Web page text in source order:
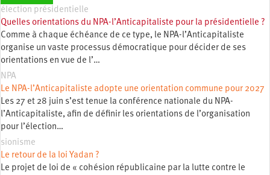
élection présidentielle
Quelles orientations du NPA-l’Anticapitaliste pour la présidentielle ?
Comme à chaque échéance de ce type, le NPA-l’Anticapitaliste
organise un vaste processus démocratique pour décider de ses
orientations en vue de l’…
NPA
Le NPA-l’Anticapitaliste adopte une orientation commune pour 2027
Les 27 et 28 juin s’est tenue la conférence nationale du NPA-
l’Anticapitaliste, afin de définir les orientations de l’organisation
pour l’élection…
sionisme
Le retour de la loi Yadan ?
Le projet de loi de « cohésion républicaine par la lutte contre le